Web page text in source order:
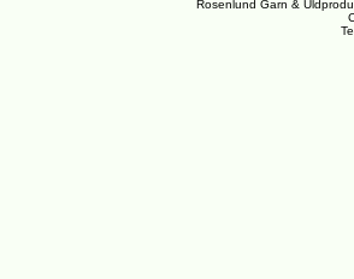
Rosenlund Garn &